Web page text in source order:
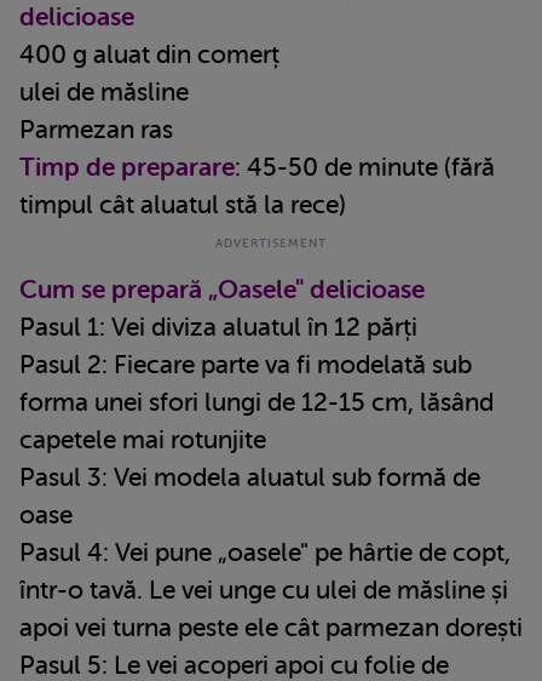
delicioase
400 g aluat din comerț
ulei de măsline
Parmezan ras
Timp de preparare: 45-50 de minute (fără
timpul cât aluatul stă la rece)
Cum se prepară „Oasele" delicioase
Pasul 1: Vei diviza aluatul în 12 părți
Pasul 2: Fiecare parte va fi modelată sub
forma unei sfori lungi de 12-15 cm, lăsând
capetele mai rotunjite
Pasul 3: Vei modela aluatul sub formă de
oase
Pasul 4: Vei pune „oasele" pe hârtie de copt,
într-o tavă. Le vei unge cu ulei de măsline și
apoi vei turna peste ele cât parmezan dorești
Pasul 5: Le vei acoperi apoi cu folie de